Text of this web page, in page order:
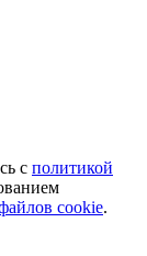
с политикой
cookie.